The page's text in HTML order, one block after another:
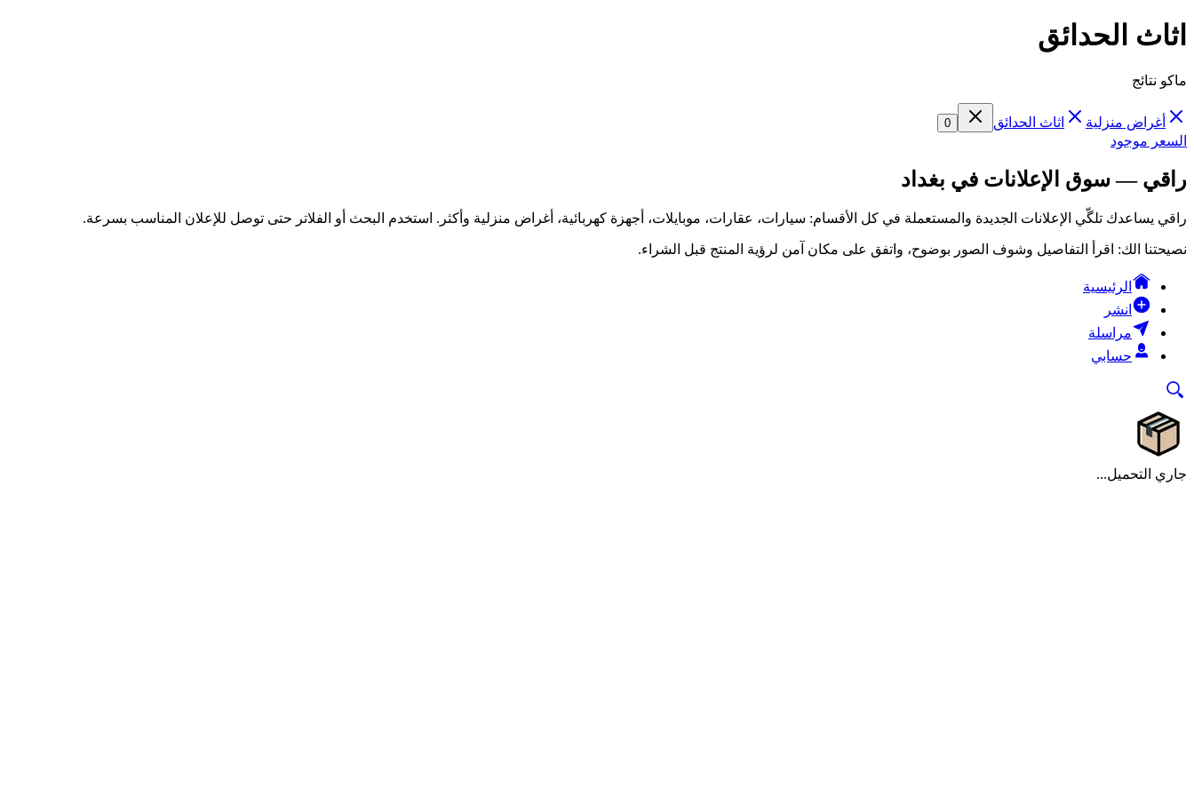
اثاث الحدائق
ماكو نتائج
أغراض منزلية اثاث الحدائق 0
السعر موجود
راقي — سوق الإعلانات في بغداد
راقي يساعدك تلگّي الإعلانات الجديدة والمستعملة في كل الأقسام: سيارات، عقارات، موبايلات، أجهزة كهربائية، أغراض منزلية وأكثر. استخدم البحث أو الفلاتر حتى توصل للإعلان المناسب بسرعة.
نصيحتنا الك: اقرأ التفاصيل وشوف الصور بوضوح، واتفق على مكان آمن لرؤية المنتج قبل الشراء.
الرئيسية
انشر
مراسلة
حسابي
جاري التحميل...